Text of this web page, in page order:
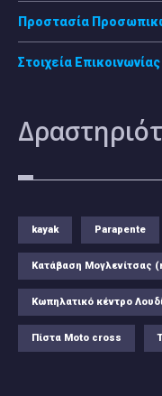
Προστασία
Στοιχεία Επικοινωνίας
kayak Parapente
Κατάβαση Μογλενίτσας
Κωπηλατικό κέντρο
Πίστα Moto cross